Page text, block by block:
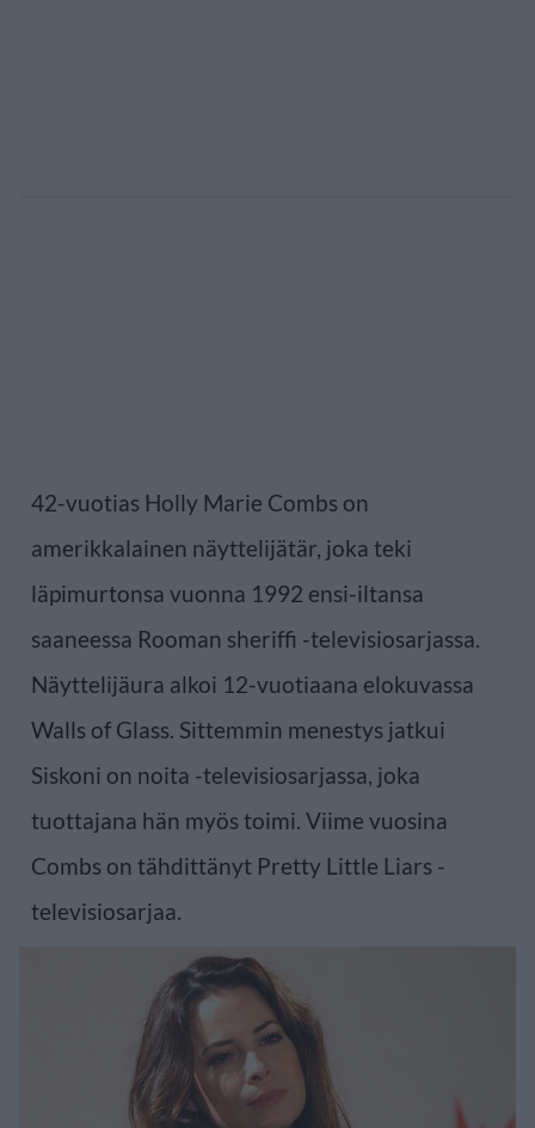
42-vuotias Holly Marie Combs on
amerikkalainen näyttelijätär, joka teki
läpimurtonsa vuonna 1992 ensi-iltansa
saaneessa Rooman sheriffi -televisiosarjassa.
Näyttelijäura alkoi 12-vuotiaana elokuvassa
Walls of Glass. Sittemmin menestys jatkui
Siskoni on noita -televisiosarjassa, joka
tuottajana hän myös toimi. Viime vuosina
Combs on tähdittänyt Pretty Little Liars -
televisiosarjaa.